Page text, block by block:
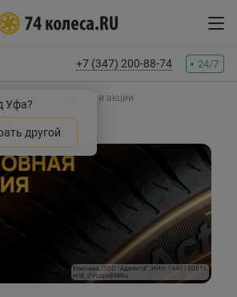
Уфа?
другой
+7 (347) 200-88-74 24/7
дисков Новости и акции
Реклама. ООО "Адвента". ИНН 7448150516
erid: 2Vtzqw8Mi8u